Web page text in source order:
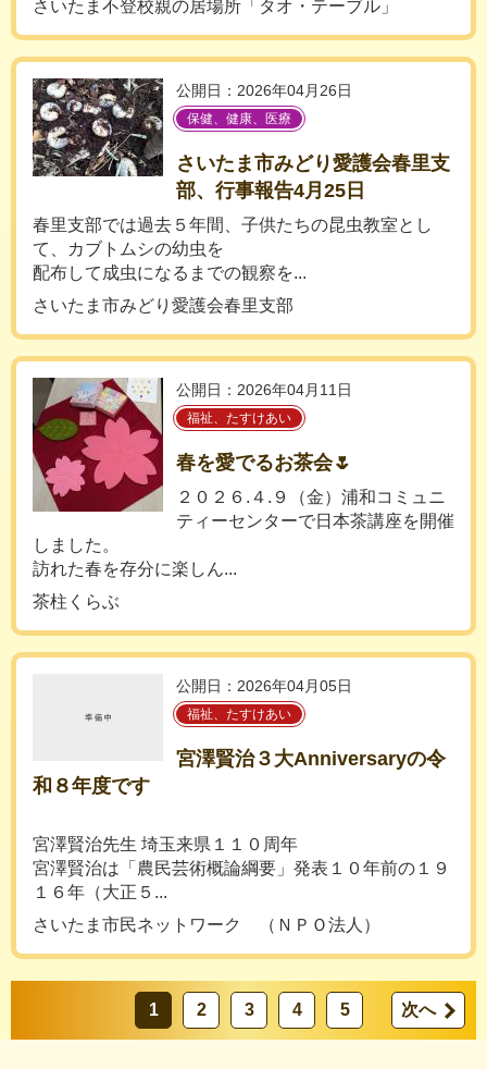
さいたま不登校親の居場所「タオ・テーブル」
公開日：2026年04月26日
保健、健康、医療
さいたま市みどり愛護会春里支
部、行事報告4月25日
春里支部では過去５年間、子供たちの昆虫教室とし
て、カブトムシの幼虫を
配布して成虫になるまでの観察を...
さいたま市みどり愛護会春里支部
公開日：2026年04月11日
福祉、たすけあい
春を愛でるお茶会🌷
２０２６.４.９（金）浦和コミュニ
ティーセンターで日本茶講座を開催
しました。
訪れた春を存分に楽しん...
茶柱くらぶ
公開日：2026年04月05日
福祉、たすけあい
宮澤賢治３大Anniversaryの令
和８年度です
宮澤賢治先生 埼玉来県１１０周年
宮澤賢治は「農民芸術概論綱要」発表１０年前の１９
１６年（大正５...
さいたま市民ネットワーク （ＮＰＯ法人）
1 2 3 4 5 次へ